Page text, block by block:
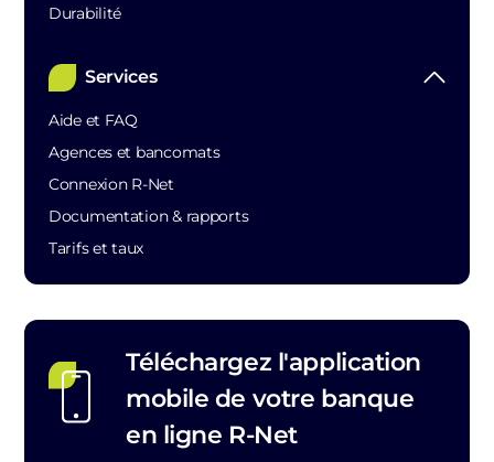
Durabilité
Services
Aide et FAQ
Agences et bancomats
Connexion R-Net
Documentation & rapports
Tarifs et taux
Téléchargez l'application
mobile de votre banque
en ligne R-Net